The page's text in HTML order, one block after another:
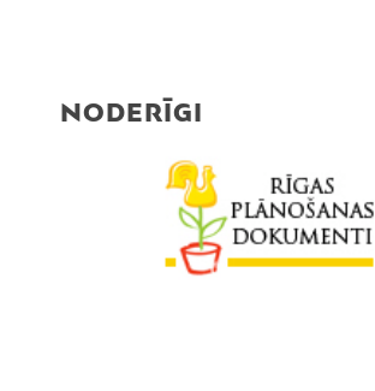
NODERĪGI